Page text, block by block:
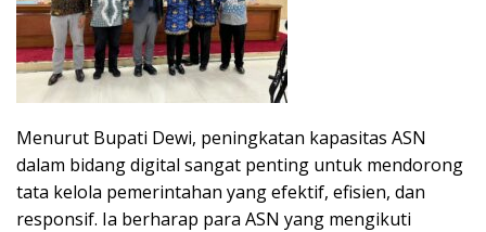
Menurut Bupati Dewi, peningkatan kapasitas ASN
dalam bidang digital sangat penting untuk mendorong
tata kelola pemerintahan yang efektif, efisien, dan
responsif. Ia berharap para ASN yang mengikuti